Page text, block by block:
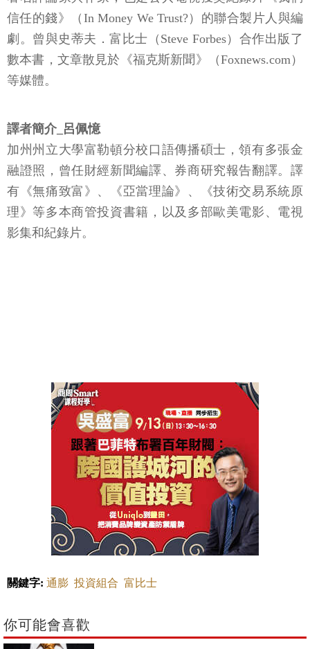
信任的錢》（In Money We Trust?）的聯合製片人與編
劇。曾與史蒂夫．富比士（Steve Forbes）合作出版了
數本書，文章散見於《福克斯新聞》（Foxnews.com）
等媒體。
譯者簡介_呂佩憶
加州州立大學富勒頓分校口語傳播碩士，領有多張金
融證照，曾任財經新聞編譯、券商研究報告翻譯。譯
有《無痛致富》、《亞當理論》、《技術交易系統原
理》等多本商管投資書籍，以及多部歐美電影、電視
影集和紀錄片。
關鍵字: 通膨 投資組合 富比士
你可能會喜歡